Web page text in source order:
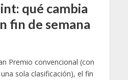
qué cambia
fin de semana
Premio convencional (con
sola clasificación), el fin